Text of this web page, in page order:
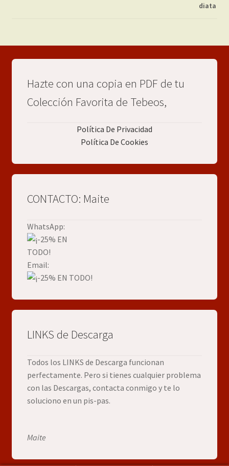
Hazte con una copia en PDF de tu
Colección Favorita de Tebeos,
Política De Privacidad
Política De Cookies
CONTACTO: Maite
WhatsApp:
Email:
LINKS de Descarga
Todos los LINKS de Descarga funcionan
perfectamente. Pero si tienes cualquier problema
con las Descargas, contacta conmigo y te lo
soluciono en un pis-pas.
Maite